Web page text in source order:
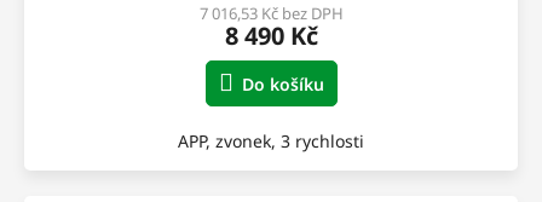
7 016,53 Kč bez DPH
8 490 Kč
Do košíku
APP, zvonek, 3 rychlosti